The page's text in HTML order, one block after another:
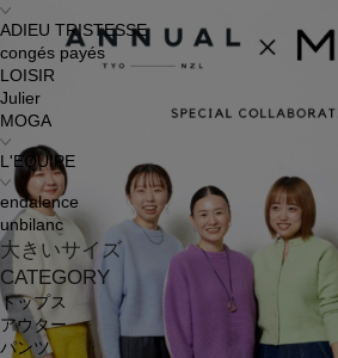
ADIEU TRISTESSE
congés payés
LOISIR
Julier
MOGA
L'EQUIPE
endalence
unbilanc
大きいサイズ
CATEGORY
トップス
アウター
パンツ